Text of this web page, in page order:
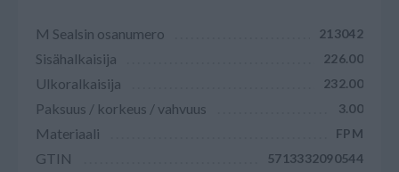
M Sealsin osanumero 213042
Sisähalkaisija 226.00
Ulkoralkaisija 232.00
Paksuus / korkeus / vahvuus 3.00
Materiaali FPM
GTIN 5713332090544